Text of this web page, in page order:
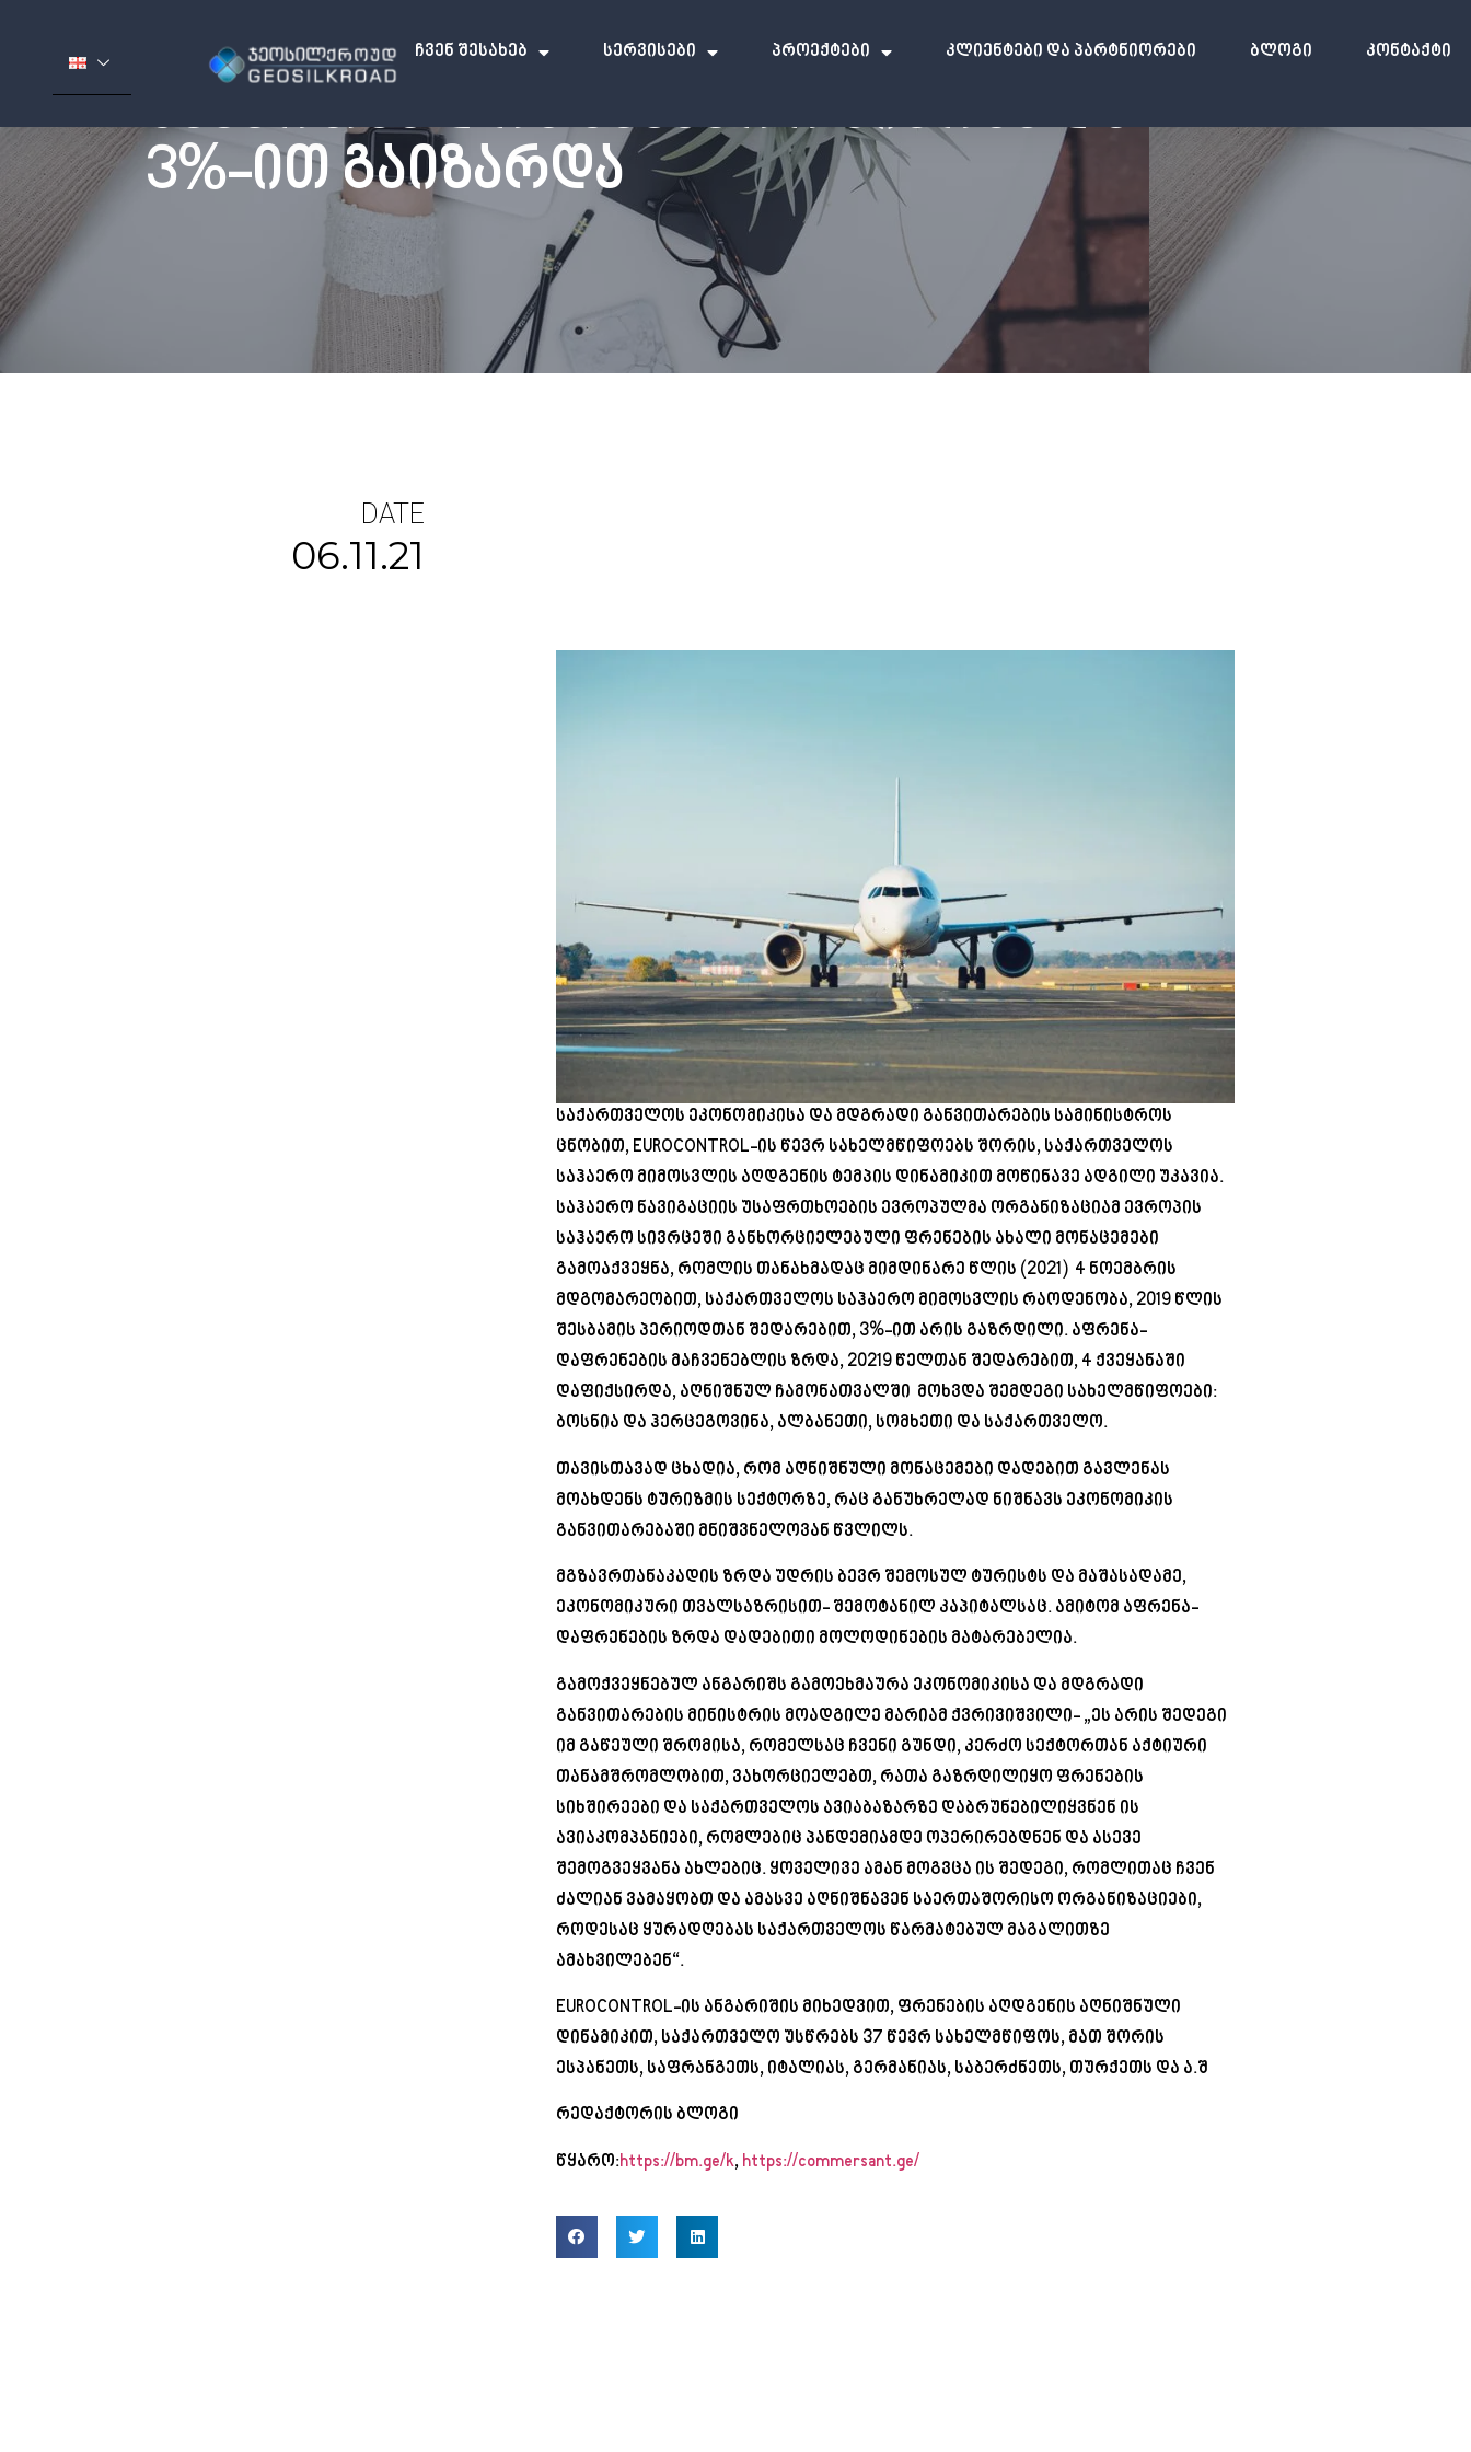
Ჩვენ Შესახებ Სერვისები Პროექტები Კლიენტები Და Პარტნიორები Ბლოგი Კონტაქტი
ᲡᲐᲥᲐᲠᲗᲕᲔᲚᲝᲡ ᲡᲐᲰᲐᲔᲠᲝ ᲛᲘᲛᲝᲡᲕᲚᲐ
3%-ᲘᲗ ᲒᲐᲘᲖᲐᲠᲓᲐ
DATE
06.11.21
საქართველოს ეკონომიკისა და მდგრადი განვითარების სამინისტროს
ცნობით, EUROCONTROL-ის წევრ სახელმწიფოებს შორის, საქართველოს
საჰაერო მიმოსვლის აღდგენის ტემპის დინამიკით მოწინავე ადგილი უკავია.
საჰაერო ნავიგაციის უსაფრთხოების ევროპულმა ორგანიზაციამ ევროპის
საჰაერო სივრცეში განხორციელებული ფრენების ახალი მონაცემები
გამოაქვეყნა, რომლის თანახმადაც მიმდინარე წლის (2021) 4 ნოემბრის
მდგომარეობით, საქართველოს საჰაერო მიმოსვლის რაოდენობა, 2019 წლის
შესბამის პერიოდთან შედარებით, 3%-ით არის გაზრდილი. აფრენა-
დაფრენების მაჩვენებლის ზრდა, 20219 წელთან შედარებით, 4 ქვეყანაში
დაფიქსირდა, აღნიშნულ ჩამონათვალში მოხვდა შემდეგი სახელმწიფოები:
ბოსნია და ჰერცეგოვინა, ალბანეთი, სომხეთი და საქართველო.
თავისთავად ცხადია, რომ აღნიშნული მონაცემები დადებით გავლენას
მოახდენს ტურიზმის სექტორზე, რაც განუხრელად ნიშნავს ეკონომიკის
განვითარებაში მნიშვნელოვან წვლილს.
მგზავრთანაკადის ზრდა უდრის ბევრ შემოსულ ტურისტს და მაშასადამე,
ეკონომიკური თვალსაზრისით- შემოტანილ კაპიტალსაც. ამიტომ აფრენა-
დაფრენების ზრდა დადებითი მოლოდინების მატარებელია.
გამოქვეყნებულ ანგარიშს გამოეხმაურა ეკონომიკისა და მდგრადი
განვითარების მინისტრის მოადგილე მარიამ ქვრივიშვილი- „ეს არის შედეგი
იმ გაწეული შრომისა, რომელსაც ჩვენი გუნდი, კერძო სექტორთან აქტიური
თანამშრომლობით, ვახორციელებთ, რათა გაზრდილიყო ფრენების
სიხშირეები და საქართველოს ავიაბაზარზე დაბრუნებილიყვნენ ის
ავიაკომპანიები, რომლებიც პანდემიამდე ოპერირებდნენ და ასევე
შემოგვეყვანა ახლებიც. ყოველივე ამან მოგვცა ის შედეგი, რომლითაც ჩვენ
ძალიან ვამაყობთ და ამასვე აღნიშნავენ საერთაშორისო ორგანიზაციები,
როდესაც ყურადღებას საქართველოს წარმატებულ მაგალითზე
ამახვილებენ“.
EUROCONTROL-ის ანგარიშის მიხედვით, ფრენების აღდგენის აღნიშნული
დინამიკით, საქართველო უსწრებს 37 წევრ სახელმწიფოს, მათ შორის
ესპანეთს, საფრანგეთს, იტალიას, გერმანიას, საბერძნეთს, თურქეთს და ა.შ
რედაქტორის ბლოგი
წყარო:https://bm.ge/k, https://commersant.ge/